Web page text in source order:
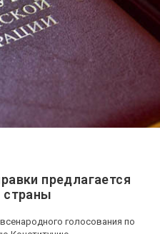
предлагается
страны
голосования по